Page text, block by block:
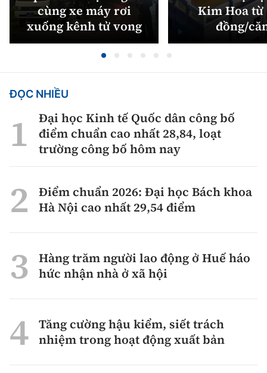
cùng xe máy rơi
xuống kênh tử vong
Kim Hoa từ
đồng/
ĐỌC NHIỀU
Đại học Kinh tế Quốc dân công bố
điểm chuẩn cao nhất 28,84, loạt
trường công bố hôm nay
Điểm chuẩn 2026: Đại học Bách khoa
Hà Nội cao nhất 29,54 điểm
Hàng trăm người lao động ở Huế háo
hức nhận nhà ở xã hội
Tăng cường hậu kiểm, siết trách
nhiệm trong hoạt động xuất bản